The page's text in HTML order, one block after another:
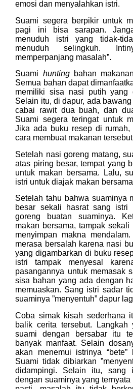
emosi dan menyalahkan istri.
Suami segera berpikir untuk
pagi ini bisa sarapan.
menuduh istri yang tidak-
menuduh selingkuh.
memperpanjang masalah”.
Suami huntingbahan
Semua bahan dapat
memiliki sisa nasi putih yang
Selain itu, di dapur, ada
cabai rawit dua buah, dan
Suami segera teringat untuk
Jika ada buku resep di rumah,
cara membuat makanan
Setelah nasi goreng matang,
atas piring besar, tempat yang
untuk makan bersama. Lalu,
istri untuk diajak makan
Setelah tahu bahwa suaminya
besar sekali hasrat sang istri
goreng buatan suaminya.
makan bersama, tampak
menyimpan makna
merasa bersalah karena nasi
yang digambarkan di buku
istri tampak menyesal
pasangannya untuk memasak
sisa bahan yang ada dengan
memuaskan. Sang istri sadar
suaminya ”menyentuh” dapur
Coba simak kisah sederhana
balik cerita tersebut. Langkah
suami dengan bersabar itu
banyak manfaat. Selain
akan menemui istrinya
Suami tidak dibiarkan
didampingi. Selain itu, sang
dengan suaminya yang